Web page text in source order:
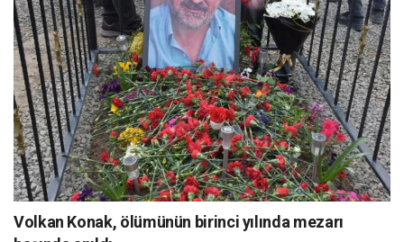
Volkan Konak, ölümünün birinci yılında mezarı